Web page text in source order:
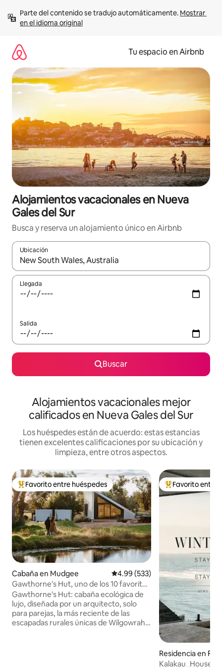
contenido
Parte del contenido se tradujo automáticamente. Mostrar
en el idioma original
Tu espacio en Airbnb
Alojamientos vacacionales en Nueva
Gales del Sur
Busca y reserva un alojamiento único en Airbnb
Ubicación
Cuando los resultados estén disponibles, podrás navegar
Llegada
Salida
Buscar
Alojamientos vacacionales mejor
calificados en Nueva Gales del Sur
Los huéspedes están de acuerdo: estas estancias
tienen excelentes calificaciones por su ubicación y
limpieza, entre otros aspectos.
De los mejores en Favorito entre huéspedes
Favorito entre huéspedes
Cabaña en Mudgee Calificación promedio: 4.99 de
4.99 (533)
Gawthorne's Hut, uno de los 10 favoritos
del MUNDO.
Gawthorne's Hut: cabaña ecológica de
lujo, diseñada por un arquitecto, solo
para parejas, la más reciente de las
escapadas rurales únicas de Wilgowrah,
De los mejores
Favorito entre
Residencia en
ch
Kalakau_House